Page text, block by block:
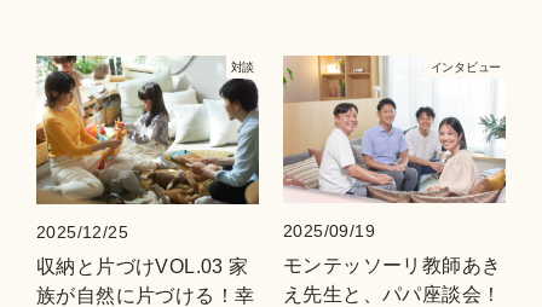
対談
2025/12/25
収納と片づけVOL.03 家
族が自然に片づける！幸
インタビュー
2025/09/19
モンテッソーリ教師あき
え先生と、パパ座談会！